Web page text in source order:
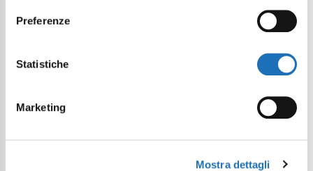
Preferenze
Statistiche
Marketing
Mostra dettagli